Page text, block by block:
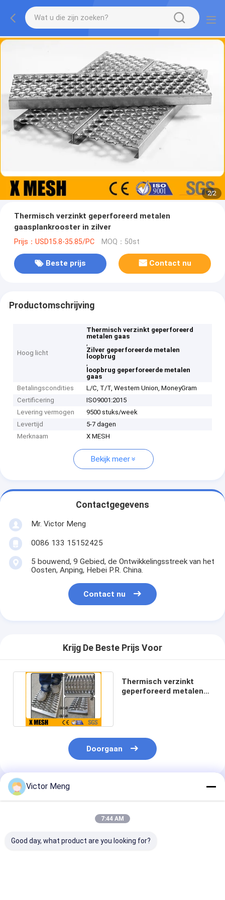
2/2
Thermisch verzinkt geperforeerd metalen
gaasplankrooster in zilver
Prijs：USD15.8-35.85/PC MOQ：50st
Beste prijs Contact nu
Productomschrijving
Hoog licht
Thermisch verzinkt geperforeerd
metalen gaas
,
Zilver geperforeerde metalen
loopbrug
,
loopbrug geperforeerde metalen
gaas
Betalingscondities
L/C, T/T, Western Union, MoneyGram
Certificering
ISO9001:2015
Levering vermogen
9500 stuks/week
Levertijd
5-7 dagen
Merknaam
X MESH
Bekijk meer
Contactgegevens
Mr. Victor Meng
0086 133 15152425
5 bouwend, 9 Gebied, de Ontwikkelingsstreek van het
Oosten, Anping, Hebei P.R. China.
Contact nu
Krijg De Beste Prijs Voor
Thermisch verzinkt
geperforeerd metalen
Doorgaan
Geadviseerde Producten
Victor Meng
7:44 AM
Good day, what product are you looking for?